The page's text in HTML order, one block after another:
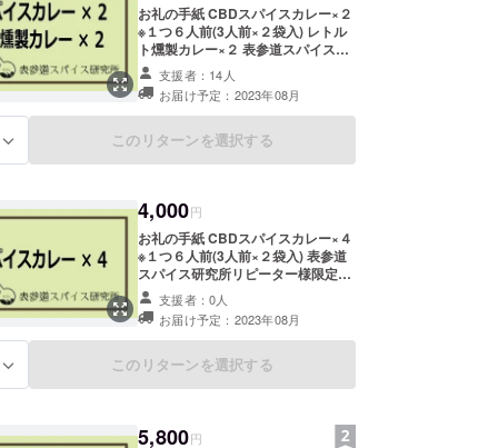
お礼の手紙 CBDスパイスカレー×２
※１つ６人前(3人前×２袋入) レトル
ト燻製カレー×２ 表参道スパイス研
究所リピーター様限定サイトご招待
支援者：14人
お届け予定：2023年08月
このリターンを選択する
4,000円
お礼の手紙 CBDスパイスカレー×４
※１つ６人前(3人前×２袋入) 表参道
スパイス研究所リピーター様限定サ
イトご招待
支援者：0人
お届け予定：2023年08月
このリターンを選択する
5,800円